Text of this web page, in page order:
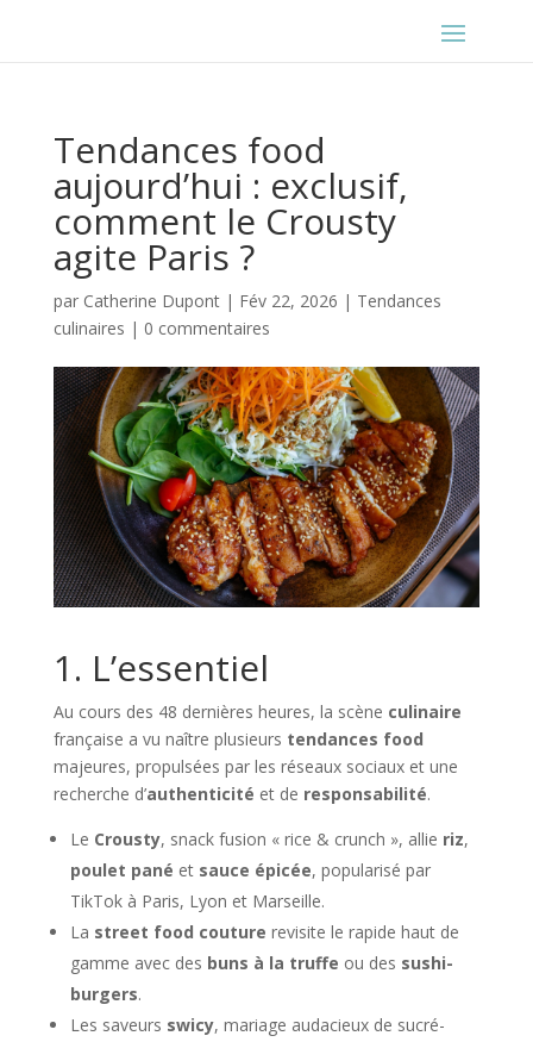
Tendances food
aujourd’hui : exclusif,
comment le Crousty
agite Paris ?
par Catherine Dupont| Fév 22, 2026 | Tendances
culinaires | 0 commentaires
1. L’essentiel
Au cours des 48 dernières heures, la scène culinaire
française a vu naître plusieurs tendances food
majeures, propulsées par les réseaux sociaux et une
recherche d’authenticité et de responsabilité.
Le Crousty, snack fusion « rice & crunch », allie riz,
poulet pané et sauce épicée, popularisé par
TikTok à Paris, Lyon et Marseille.
La street food couture revisite le rapide haut de
gamme avec des buns à la truffe ou des sushi-
burgers.
Les saveurs swicy, mariage audacieux de sucré-